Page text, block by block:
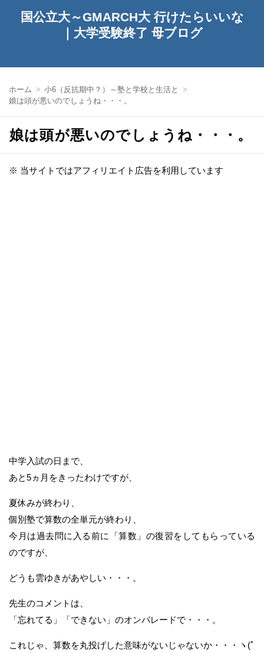
国公立大～GMARCH大 行けたらいいな
｜大学受験終了 母ブログ
ホーム
小6（反抗期中？）～塾と学校と生活と
娘は頭が悪いのでしょうね・・・。
娘は頭が悪いのでしょうね・・・。
※ 当サイトではアフィリエイト広告を利用しています
中学入試の日まで、
あと5ヵ月をきったわけですが、
夏休みが終わり、
個別塾で算数の全単元が終わり、
今月は過去問に入る前に「算数」の復習をしてもらっている
のですが、
どうも雲ゆきがあやしい・・・。
先生のコメントは、
「忘れてる」「できない」のオンパレードで・・・。
これじゃ、算数を丸投げした意味がないじゃないか・・・ヽ(ﾟ